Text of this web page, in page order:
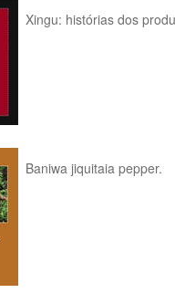
Xingu: histórias dos
Baniwa jiquitaia pepper.